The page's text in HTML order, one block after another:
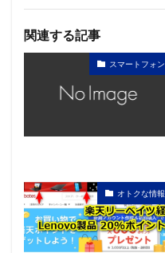
関連する記事
スマートフォン
オトクな情報